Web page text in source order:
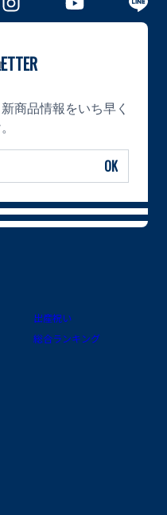
出産祝い
総合ランキング
商品情報をいち早く
OK